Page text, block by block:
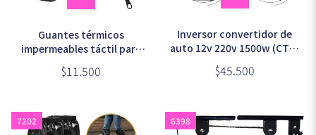
Guantes térmicos
impermeables táctil para
$11.500
Inversor convertidor de
auto 12v 220v 1500w (CTC-
$45.500
7202 6398